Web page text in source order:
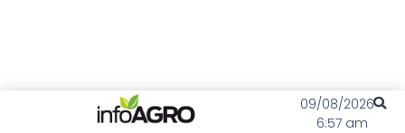
09/08/2026
6:57 am